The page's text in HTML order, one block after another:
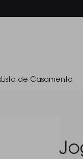
Parcelamento em até
Lista de Casamento